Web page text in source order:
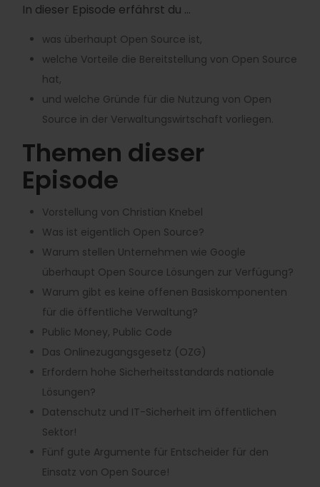
In dieser Episode erfährst du …
was überhaupt Open Source ist,
welche Vorteile die Bereitstellung von Open Source
hat,
und welche Gründe für die Nutzung von Open
Source in der Verwaltungswirtschaft vorliegen.
Themen dieser
Episode
Vorstellung von Christian Knebel
Was ist eigentlich Open Source?
Warum stellen Unternehmen wie Google
überhaupt Open Source Lösungen zur Verfügung?
Warum gibt es keine offenen Basiskomponenten
für die öffentliche Verwaltung?
Public Money, Public Code
Das Onlinezugangsgesetz (OZG)
Erfordern hohe Sicherheitsstandards nationale
Lösungen?
Datenschutz und IT-Sicherheit im öffentlichen
Sektor!
Fünf gute Argumente für Entscheider für den
Einsatz von Open Source!